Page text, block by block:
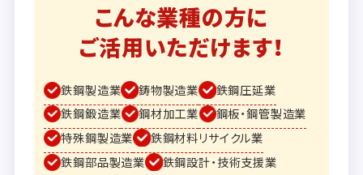
こんな業種の方に
ご活用いただけます！
鉄鋼製造業 鋳物製造業
鉄鋼圧延業
鉄鋼鍛造業
鋼材加工業
鋼板・鋼管製造業
特殊鋼製造業
鉄鋼材料リサイクル業
鉄鋼部品製造業
鉄鋼設計・技術支援業